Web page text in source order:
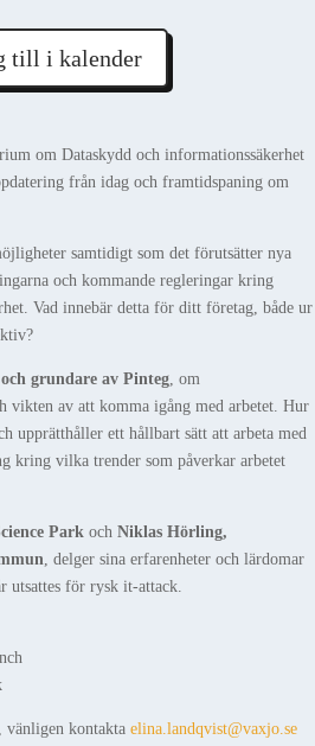
till i kalender
om Dataskydd och informationssäkerhet
från idag och framtidspaning om
samtidigt som det förutsätter nya
och kommande regleringar kring
Vad innebär detta för ditt företag, både ur
grundare av Pinteg, om
vikten av att komma igång med arbetet. Hur
upprätthåller ett hållbart sätt att arbeta med
kring vilka trender som påverkar arbetet
Park och Niklas Hörling,
, delger sina erfarenheter och lärdomar
utsattes för rysk it-attack.
kontakta elina.landqvist@vaxjo.se